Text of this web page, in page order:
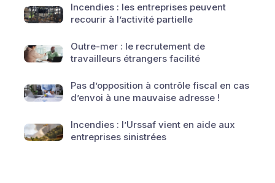
Incendies : les entreprises peuvent
recourir à l’activité partielle
Outre-mer : le recrutement de
travailleurs étrangers facilité
Pas d’opposition à contrôle fiscal en cas
d’envoi à une mauvaise adresse !
Incendies : l’Urssaf vient en aide aux
entreprises sinistrées